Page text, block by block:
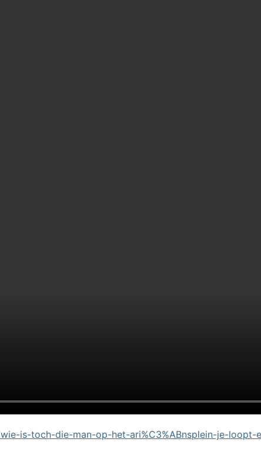
is-toch-die-man-op-het-ari%C3%ABnsplein-je-